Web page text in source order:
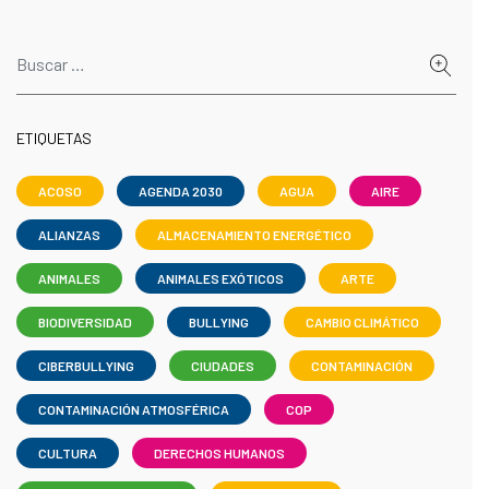
ETIQUETAS
ACOSO AGENDA 2030 AGUA AIRE
ALIANZAS ALMACENAMIENTO ENERGÉTICO
ANIMALES ANIMALES EXÓTICOS ARTE
BIODIVERSIDAD BULLYING CAMBIO CLIMÁTICO
CIBERBULLYING CIUDADES CONTAMINACIÓN
CONTAMINACIÓN ATMOSFÉRICA COP
CULTURA DERECHOS HUMANOS